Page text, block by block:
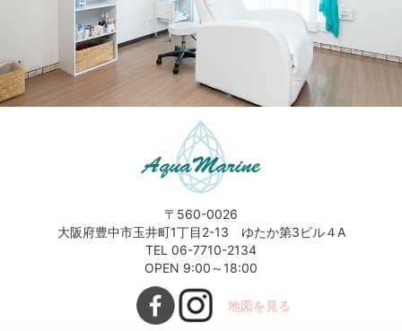
〒560-0026
大阪府豊中市玉井町1丁目2-13 ゆたか第3ビル４A
TEL 06-7710-2134
OPEN 9:00～18:00
地図を見る